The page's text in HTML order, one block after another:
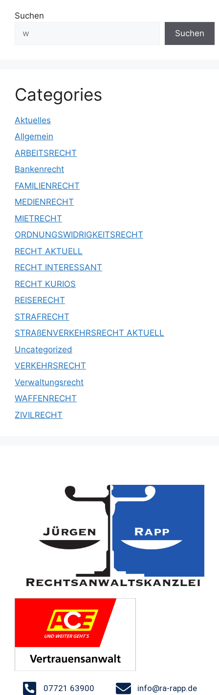
Suchen
Suchen
Categories
Aktuelles
Allgemein
ARBEITSRECHT
Bankenrecht
FAMILIENRECHT
MEDIENRECHT
MIETRECHT
ORDNUNGSWIDRIGKEITSRECHT
RECHT AKTUELL
RECHT INTERESSANT
RECHT KURIOS
REISERECHT
STRAFRECHT
STRAßENVERKEHRSRECHT AKTUELL
Uncategorized
VERKEHRSRECHT
Verwaltungsrecht
WAFFENRECHT
ZIVILRECHT
07721 63900 info@ra-rapp.de